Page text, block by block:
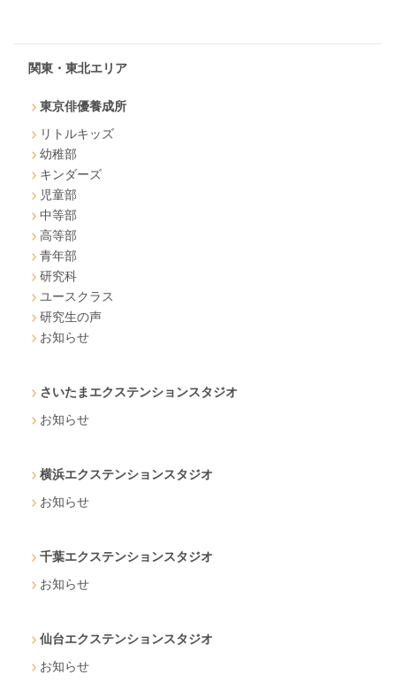
関東・東北エリア
東京俳優養成所
リトルキッズ
幼稚部
キンダーズ
児童部
中等部
高等部
青年部
研究科
ユースクラス
研究生の声
お知らせ
さいたまエクステンションスタジオ
お知らせ
横浜エクステンションスタジオ
お知らせ
千葉エクステンションスタジオ
お知らせ
仙台エクステンションスタジオ
お知らせ